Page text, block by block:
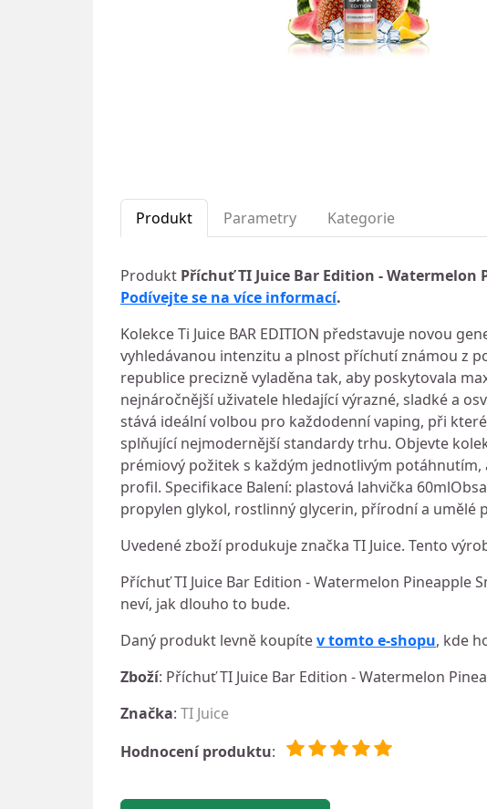
Produkt Parametry Kategorie
Produkt Příchuť TI Juice Bar Edition - Watermelon
Podívejte se na více informací.
Kolekce Ti Juice BAR EDITION představuje novou
vyhledávanou intenzitu a plnost příchutí známou z
republice precizně vyladěna tak, aby poskytovala
nejnáročnější uživatele hledající výrazné, sladké a
stává ideální volbou pro každodenní vaping, při
splňující nejmodernější standardy trhu. Objevte
prémiový požitek s každým jednotlivým
profil. Specifikace Balení: plastová lahvička
propylen glykol, rostlinný glycerin, přírodní a umělé
Uvedené zboží produkuje značka TI Juice. Tento
Příchuť TI Juice Bar Edition - Watermelon Pineapple
neví, jak dlouho to bude.
Daný produkt levně koupítev tomto e-shopu, kde
Zboží: Příchuť TI Juice Bar Edition - Watermelon
Značka: TI Juice
Hodnocení produktu: